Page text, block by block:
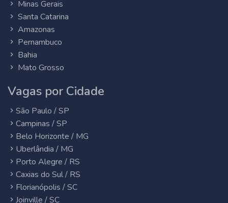
Minas Gerais
Santa Catarina
Amazonas
Pernambuco
Bahia
Mato Grosso
Vagas por Cidade
São Paulo / SP
Campinas / SP
Belo Horizonte / MG
Uberlândia / MG
Porto Alegre / RS
Caxias do Sul / RS
Florianópolis / SC
Joinville / SC